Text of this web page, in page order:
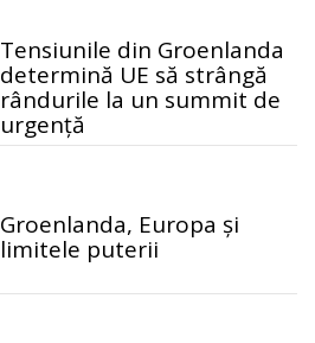
Tensiunile din Groenlanda
determină UE să strângă
rândurile la un summit de
urgență
Groenlanda, Europa și
limitele puterii